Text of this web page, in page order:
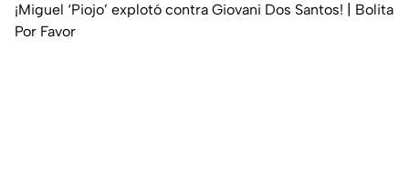
¡Miguel ‘Piojo’ explotó contra Giovani Dos Santos! | Bolita
Por Favor